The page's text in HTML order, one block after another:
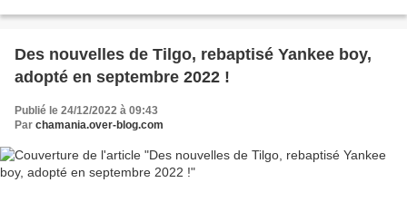
Des nouvelles de Tilgo, rebaptisé Yankee boy,
adopté en septembre 2022 !
Publié le 24/12/2022 à 09:43
Par chamania.over-blog.com